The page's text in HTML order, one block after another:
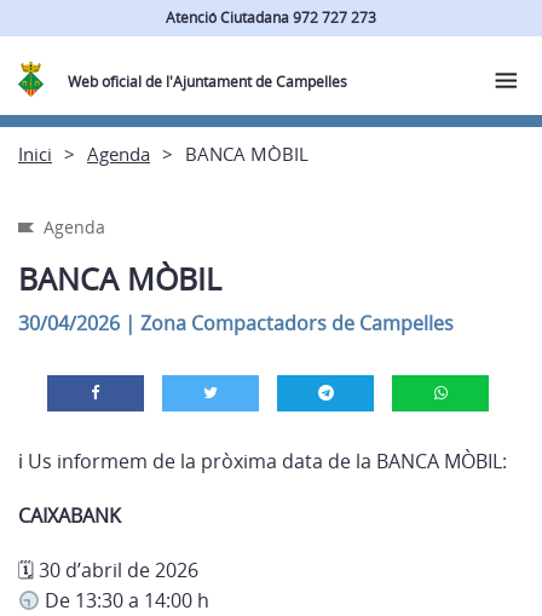
Atenció Ciutadana 972 727 273
Web oficial de l'Ajuntament de Campelles
Inici Agenda BANCA MÒBIL
Agenda
BANCA MÒBIL
30/04/2026 | Zona Compactadors de Campelles
ℹ Us informem de la pròxima data de la BANCA MÒBIL:
CAIXABANK
🗓 30 d’abril de 2026
De 13:30 a 14:00 h